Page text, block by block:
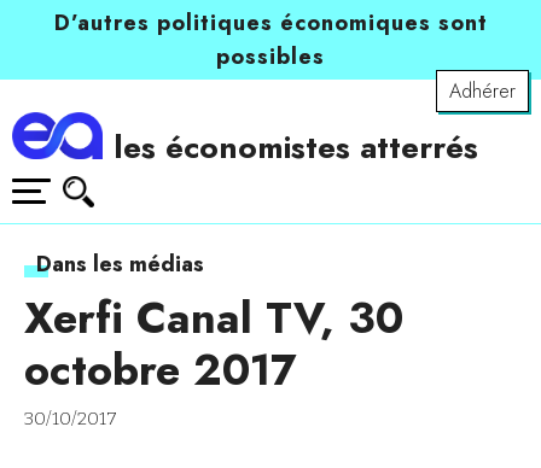
D’autres politiques économiques sont
possibles
Adhérer
les économistes atterrés
Dans les médias
Xerfi Canal TV, 30
octobre 2017
30/10/2017